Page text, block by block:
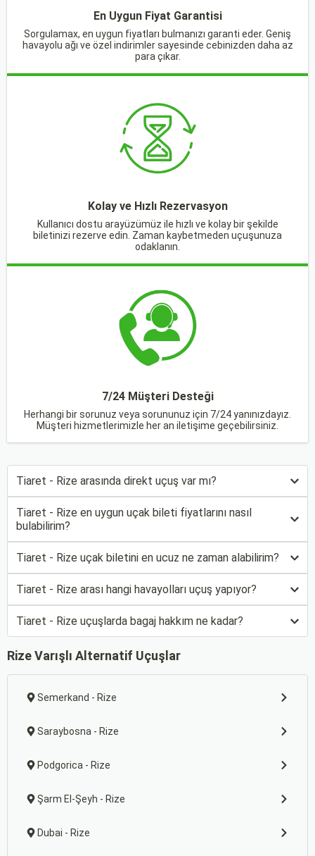
En Uygun Fiyat Garantisi
Sorgulamax, en uygun fiyatları bulmanızı garanti eder. Geniş
havayolu ağı ve özel indirimler sayesinde cebinizden daha az
para çıkar.
Kolay ve Hızlı Rezervasyon
Kullanıcı dostu arayüzümüz ile hızlı ve kolay bir şekilde
biletinizi rezerve edin. Zaman kaybetmeden uçuşunuza
odaklanın.
7/24 Müşteri Desteği
Herhangi bir sorunuz veya sorununuz için 7/24 yanınızdayız.
Müşteri hizmetlerimizle her an iletişime geçebilirsiniz.
Tiaret - Rize arasında direkt uçuş var mı?
Tiaret - Rize en uygun uçak bileti fiyatlarını nasıl
bulabilirim?
Tiaret - Rize uçak biletini en ucuz ne zaman alabilirim?
Tiaret - Rize arası hangi havayolları uçuş yapıyor?
Tiaret - Rize uçuşlarda bagaj hakkım ne kadar?
Rize Varışlı Alternatif Uçuşlar
Semerkand - Rize
Saraybosna - Rize
Podgorica - Rize
Şarm El-Şeyh - Rize
Dubai - Rize